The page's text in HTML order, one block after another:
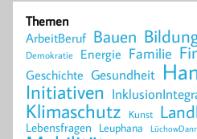
Themen
ArbeitBeruf Bauen
Demokratie Energie Familie
Geschichte Gesundheit
Initiativen
Klimaschutz Kunst
Lebensfragen Leuphana